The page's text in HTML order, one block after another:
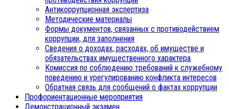
Антикоррупционная экспертиза
Методические материалы
Формы документов, связанных с противодействием
коррупции, для заполнения
Сведения о доходах, расходах, об имуществе и
обязательствах имущественного характера
Комиссия по соблюдению требований к служебному
поведению и урегулированию конфликта интересов
Обратная связь для сообщений о фактах коррупции
Профориентационные мероприятия
Демонстрационный экзамен